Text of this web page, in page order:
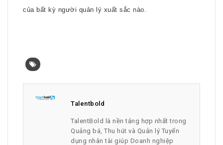
của bất kỳ người quản lý xuất sắc nào.
Talentbold
TalentBold là nền tảng hợp nhất trong
Quảng bá, Thu hút và Quản lý Tuyển
dụng nhân tài giúp Doanh nghiệp